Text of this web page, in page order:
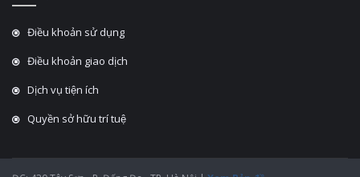
Điều khoản sử dụng
Điều khoản giao dịch
Dịch vụ tiện ích
Quyền sở hữu trí tuệ